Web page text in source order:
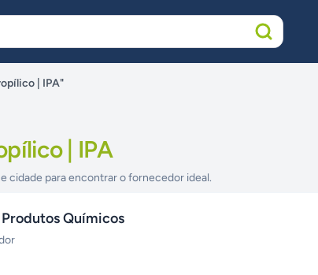
| IPA"
| IPA
cidade para encontrar o fornecedor ideal.
Químicos